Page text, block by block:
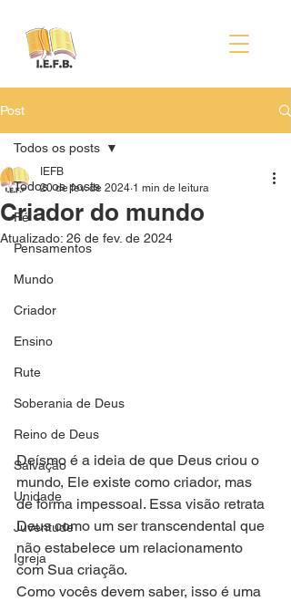
Post
Todos os posts
Fé
Pensamentos
Mundo
Criador
Ensino
Rute
Soberania de Deus
Reino de Deus
Salvação
Unidade
Juventude
Igreja
Todos os posts
Criador do mundo
IEFB
20 de fev. de 2024 1 min de leitura
Atualizado: 26 de fev. de 2024
Deísmo é a ideia de que Deus criou o
mundo, Ele existe como criador, mas
de forma impessoal. Essa visão retrata
Deus como um ser transcendental que
não estabelece um relacionamento
com Sua criação.
Como vocês devem saber, isso é uma